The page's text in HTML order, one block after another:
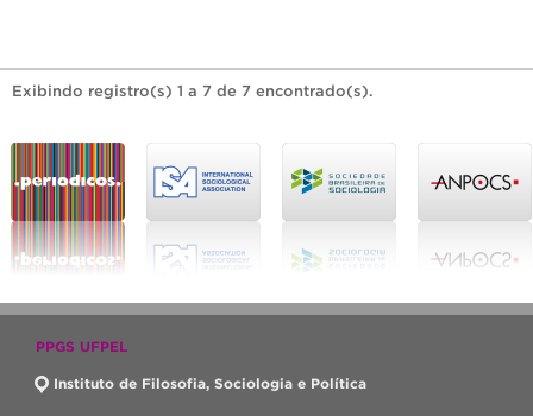
Exibindo registro(s) 1 a 7 de 7 encontrado(s).
PPGS UFPEL
Instituto de Filosofia, Sociologia e Política